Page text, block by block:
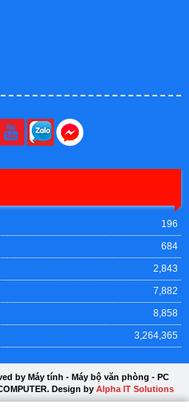
196
684
2,843
7,882
8,858
3,264,365
by Máy tính - Máy bộ văn phòng - PC
Design by Alpha IT Solutions